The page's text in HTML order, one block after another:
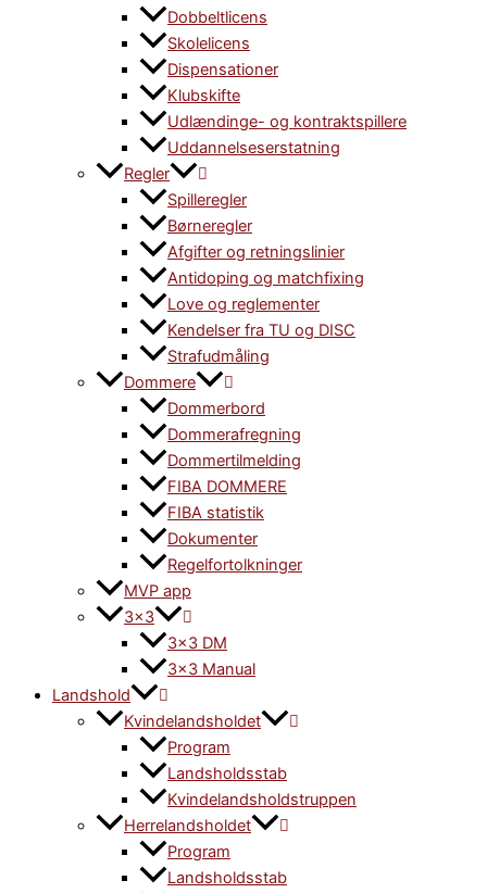
Dobbeltlicens
Skolelicens
Dispensationer
Klubskifte
Udlændinge- og kontraktspillere
Uddannelseserstatning
Regler
Spilleregler
Børneregler
Afgifter og retningslinier
Antidoping og matchfixing
Love og reglementer
Kendelser fra TU og DISC
Strafudmåling
Dommere
Dommerbord
Dommerafregning
Dommertilmelding
FIBA DOMMERE
FIBA statistik
Dokumenter
Regelfortolkninger
MVP app
3×3
3×3 DM
3×3 Manual
Landshold
Kvindelandsholdet
Program
Landsholdsstab
Kvindelandsholdstruppen
Herrelandsholdet
Program
Landsholdsstab